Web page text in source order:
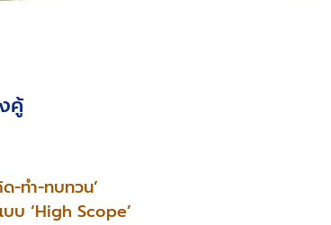
คู้
-ทำ-ทบทวน’
บ ‘High Scope’